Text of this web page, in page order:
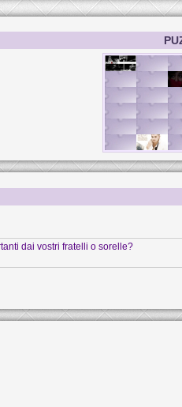
dai vostri fratelli o sorelle?